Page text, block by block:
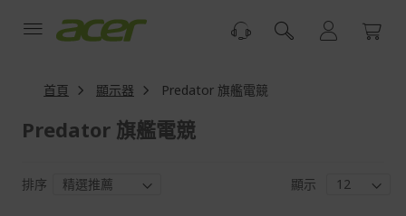
首頁
顯示器 Predator 旗艦電競
Predator 旗艦電競
排序 顯示